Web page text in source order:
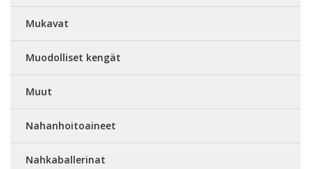
Mukavat
Muodolliset kengät
Muut
Nahanhoitoaineet
Nahkaballerinat